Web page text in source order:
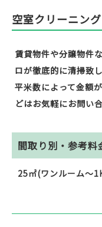
空室クリーニング
賃貸物件や分譲物件
ロが徹底的に清掃致し
平米数によって金額
どはお気軽にお問い
間取り別・参考料
25㎡(ワンルーム～